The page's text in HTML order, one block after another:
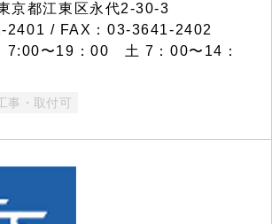
都江東区永代2-30-3
2401 / FAX：03-3641-2402
7:00〜19：00 土 7：00〜14：
事・取付可